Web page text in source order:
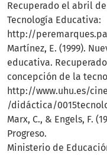
Recuperado el abril
Tecnología Educativa:
http://
Martínez, E. (1999).
educativa.
concepción de la
http://www.uhu.es/
/didáctica/
Marx, C., & Engels, F.
Progreso.
Ministerio de